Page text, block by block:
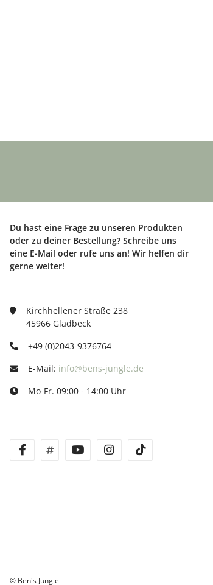
Du hast eine Frage zu unseren Produkten
oder zu deiner Bestellung? Schreibe uns
eine E-Mail oder rufe uns an! Wir helfen dir
gerne weiter!
Kirchhellener Straße 238
45966 Gladbeck
+49 (0)2043-9376764
E-Mail: info@bens-jungle.de
Mo-Fr. 09:00 - 14:00 Uhr
facebooktwitter youtube instagram
© Ben's Jungle